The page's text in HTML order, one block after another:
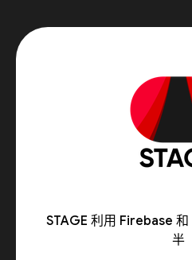
STAGE 利用 Firebase
半